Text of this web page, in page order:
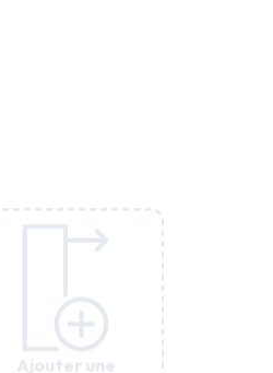
Ajouter une
Ajouter une
Ajouter une
Ajouter une
Ajouter une